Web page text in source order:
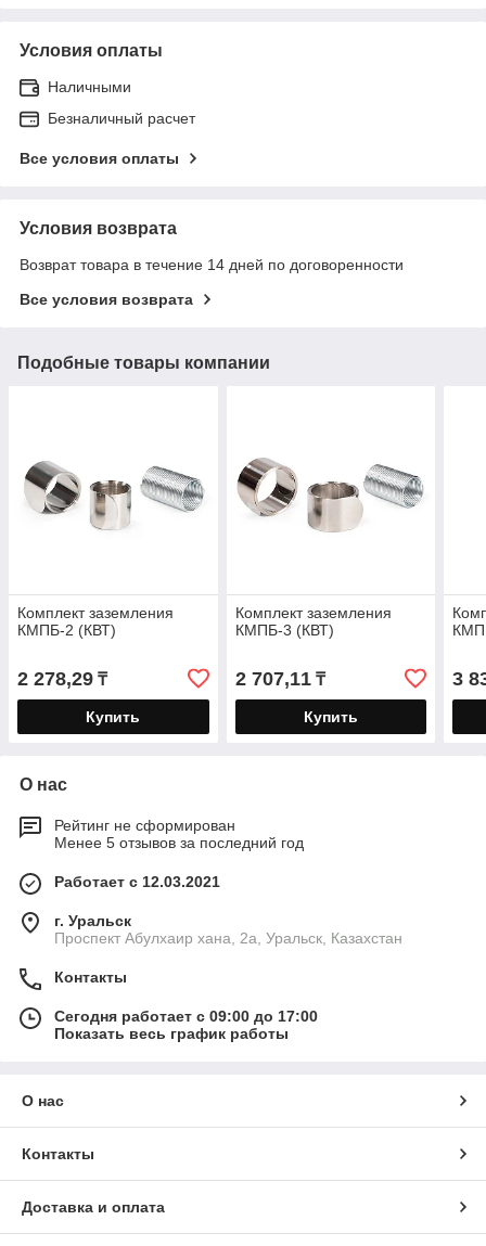
Условия оплаты
Наличными
Безналичный расчет
Все условия оплаты
Условия возврата
Возврат товара в течение 14 дней по договоренности
Все условия возврата
Подобные товары компании
Комплект заземления
КМПБ-2 (КВТ)
2 278,29 ₸
Купить
Комплект заземления
КМПБ-3 (КВТ)
2 707,11₸
Купить
3
О нас
Рейтинг не сформирован
Менее 5 отзывов за последний год
Работает с 12.03.2021
г. Уральск
Проспект Абулхаир хана, 2а, Уральск, Казахстан
Контакты
Сегодня работает с 09:00 до 17:00
Показать весь график работы
О нас
Контакты
Доставка и оплата